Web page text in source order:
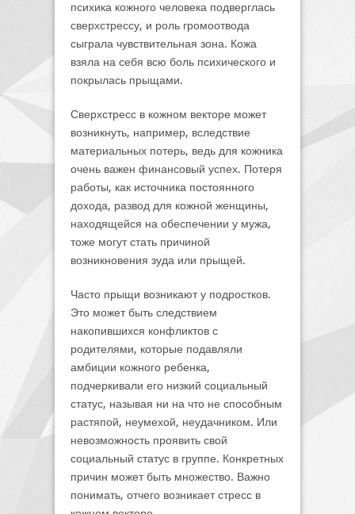
психика кожного человека подверглась
сверхстрессу, и роль громоотвода
сыграла чувствительная зона. Кожа
взяла на себя всю боль психического и
покрылась прыщами.
Сверхстресс в кожном векторе может
возникнуть, например, вследствие
материальных потерь, ведь для кожника
очень важен финансовый успех. Потеря
работы, как источника постоянного
дохода, развод для кожной женщины,
находящейся на обеспечении у мужа,
тоже могут стать причиной
возникновения зуда или прыщей.
Часто прыщи возникают у подростков.
Это может быть следствием
накопившихся конфликтов с
родителями, которые подавляли
амбиции кожного ребенка,
подчеркивали его низкий социальный
статус, называя ни на что не способным
растяпой, неумехой, неудачником. Или
невозможность проявить свой
социальный статус в группе. Конкретных
причин может быть множество. Важно
понимать, отчего возникает стресс в